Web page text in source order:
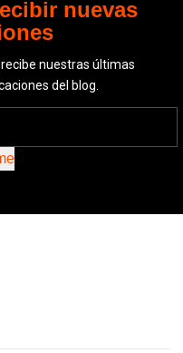
nuevas
nuestras últimas
del blog.